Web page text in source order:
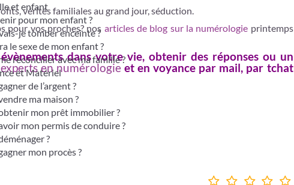
et enfant
pour mon enfant ?
je tomber enceinte ?
le sexe de mon enfant ?
réconcilier avec ma famille ?
et Matériel
de l’argent ?
ma maison ?
mon prêt immobilier ?
mon permis de conduire ?
?
mon procès ?
vérités familiales au grand jour, séduction.
pour vos proches? nos articles de blog sur la numérologie printemps
dans votre vie, obtenir des réponses ou un
en numérologieet en voyance par mail, par tchat